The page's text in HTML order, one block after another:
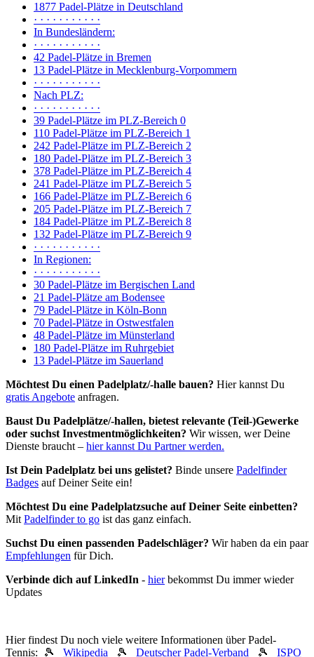
1877 Padel-Plätze in Deutschland
· · · · · · · · · · ·
In Bundesländern:
· · · · · · · · · · ·
42 Padel-Plätze in Bremen
13 Padel-Plätze in Mecklenburg-Vorpommern
· · · · · · · · · · ·
Nach PLZ:
· · · · · · · · · · ·
39 Padel-Plätze im PLZ-Bereich 0
110 Padel-Plätze im PLZ-Bereich 1
242 Padel-Plätze im PLZ-Bereich 2
180 Padel-Plätze im PLZ-Bereich 3
378 Padel-Plätze im PLZ-Bereich 4
241 Padel-Plätze im PLZ-Bereich 5
166 Padel-Plätze im PLZ-Bereich 6
205 Padel-Plätze im PLZ-Bereich 7
184 Padel-Plätze im PLZ-Bereich 8
132 Padel-Plätze im PLZ-Bereich 9
· · · · · · · · · · ·
In Regionen:
· · · · · · · · · · ·
30 Padel-Plätze im Bergischen Land
21 Padel-Plätze am Bodensee
79 Padel-Plätze in Köln-Bonn
70 Padel-Plätze in Ostwestfalen
48 Padel-Plätze im Münsterland
180 Padel-Plätze im Ruhrgebiet
13 Padel-Plätze im Sauerland
Möchtest Du einen Padelplatz/-halle bauen? Hier kannst Du
gratis Angebote anfragen.
Baust Du Padel­plätze/-hallen, bietest relevante (Teil-)Gewerke
oder suchst In­vest­ment­möglich­keiten? Wir wissen, wer Deine
Dienste braucht – hier kannst Du Partner werden.
Ist Dein Padelplatz bei uns gelistet? Binde unsere Padelfinder
Badges auf Deiner Seite ein!
Möchtest Du eine Padelplatzsuche auf Deiner Seite einbetten?
MitPadelfinder to go ist das ganz einfach.
Suchst Du einen passenden Padelschläger? Wir haben da ein paar
Empfehlungen für Dich.
Verbinde dich auf LinkedIn - hierbekommst Du immer wieder
Updates
Hier findest Du noch viele weitere Informationen über Padel-
Tennis: 🎾 Wikipedia 🎾 Deutscher Padel-Verband 🎾 ISPO